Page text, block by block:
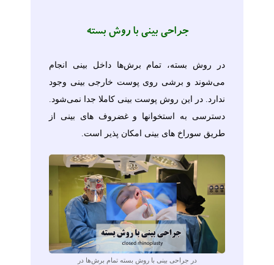
جراحی بینی با روش بسته
در روش بسته، تمام برش‌ها داخل بینی انجام
می‌شوند و برشی روی پوست خارجی بینی وجود
ندارد. در این روش پوست بینی کاملا جدا نمی‌شود.
دسترسی به استخوانها و غضروف های بینی از
طریق سوراخ های بینی امکان پذیر است.
در جراحی بینی با روش بسته تمام برش‌ها در